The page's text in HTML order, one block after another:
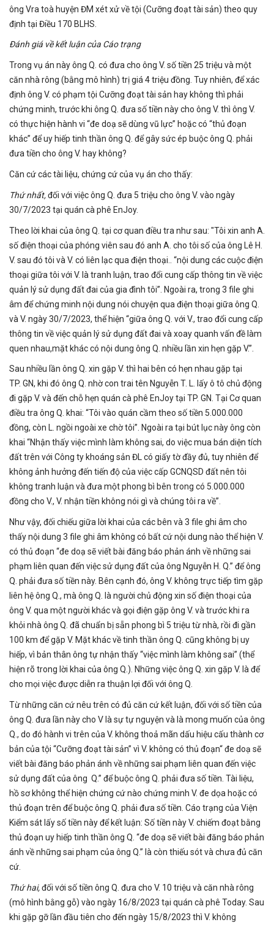
ông Vra toà huyện ĐM xét xử về tội (Cưỡng đoạt tài sản) theo quy
định tại Điều 170 BLHS.
Đánh giá về kết luận của Cáo trạng
Trong vụ án này ông Q. có đưa cho ông V. số tiền 25 triệu và một
căn nhà rông (bằng mô hình) trị giá 4 triệu đồng. Tuy nhiên, để xác
định ông V. có phạm tội Cưỡng đoạt tài sản hay không thì phải
chứng minh, trước khi ông Q. đưa số tiền này cho ông V. thì ông V.
có thực hiện hành vi “đe doạ sẽ dùng vũ lực” hoặc có “thủ đoạn
khác” để uy hiếp tinh thần ông Q. để gây sức ép buộc ông Q. phải
đưa tiền cho ông V. hay không?
Căn cứ các tài liệu, chứng cứ của vụ án cho thấy:
Thứ nhất,đối với việc ông Q. đưa 5 triệu cho ông V. vào ngày
30/7/2023 tại quán cà phê EnJoy.
Theo lời khai của ông Q. tại cơ quan điều tra như sau: "Tôi xin anh A.
số điện thoại của phóng viên sau đó anh A. cho tôi số của ông Lê H.
V. sau đó tôi và V. có liên lạc qua điện thoại.. “nội dung các cuộc điện
thoại giữa tôi với V. là tranh luận, trao đổi cung cấp thông tin về việc
quản lý sử dụng đất đai của gia đình tôi”. Ngoài ra, trong 3 file ghi
âm để chứng minh nội dung nói chuyện qua điện thoại giữa ông Q.
và V. ngày 30/7/2023, thể hiện “giữa ông Q. với V., trao đổi cung cấp
thông tin về việc quản lý sử dụng đất đai và xoay quanh vấn đề làm
quen nhau,mặt khác có nội dung ông Q. nhiều lần xin hẹn gặp V.”.
Sau nhiều lần ông Q. xin gặp V. thì hai bên có hẹn nhau gặp tại
TP. GN, khi đó ông Q. nhờ con trai tên Nguyễn T. L. lấy ô tô chủ động
đi gặp V. và đến chỗ hẹn quán cà phê EnJoy tại TP. GN. Tại Cơ quan
điều tra ông Q. khai: “Tôi vào quán cầm theo số tiền 5.000.000
đồng, còn L. ngồi ngoài xe chờ tôi”. Ngoài ra tại bút lục này ông còn
khai “Nhận thấy việc mình làm không sai, do việc mua bán diện tích
đất trên với Công ty khoáng sản ĐL có giấy tờ đầy đủ, tuy nhiên để
không ảnh hưởng đến tiến độ của việc cấp GCNQSD đất nên tôi
không tranh luận và đưa một phong bì bên trong có 5.000.000
đồng cho V., V. nhận tiền không nói gì và chúng tôi ra về”.
Như vậy, đối chiếu giữa lời khai của các bên và 3 file ghi âm cho
thấy nội dung 3 file ghi âm không có bất cứ nội dung nào thể hiện V.
có thủ đoạn “đe doạ sẽ viết bài đăng báo phản ánh về những sai
phạm liên quan đến việc sử dụng đất của ông Nguyễn H. Q.” để ông
Q. phải đưa số tiền này. Bên cạnh đó, ông V. không trực tiếp tìm gặp
liên hệ ông Q., mà ông Q. là người chủ động xin số điện thoại của
ông V. qua một người khác và gọi điện gặp ông V. và trước khi ra
khỏi nhà ông Q. đã chuẩn bị sẵn phong bì 5 triệu từ nhà, rồi đi gần
100 km để gặp V. Mặt khác về tinh thần ông Q. cũng không bị uy
hiếp, vì bản thân ông tự nhận thấy “việc mình làm không sai” (thể
hiện rõ trong lời khai của ông Q.). Những việc ông Q. xin gặp V. là để
cho mọi việc được diễn ra thuận lợi đối với ông Q.
Từ những căn cứ nêu trên có đủ căn cứ kết luận, đối với số tiền của
ông Q. đưa lần này cho V là sự tự nguyện và là mong muốn của ông
Q., do đó hành vi trên của V. không thoả mãn dấu hiệu cấu thành cơ
bản của tội “Cưỡng đoạt tài sản” vì V. không có thủ đoạn“ đe doạ sẽ
viết bài đăng báo phản ánh về những sai phạm liên quan đến việc
sử dụng đất của ông Q.” để buộc ông Q. phải đưa số tiền. Tài liệu,
hồ sơ không thể hiện chứng cứ nào chứng minh V. đe dọa hoặc có
thủ đoạn trên để buộc ông Q. phải đưa số tiền. Cáo trạng của Viện
Kiểm sát lấy số tiền này để kết luận: Số tiền này V. chiếm đoạt bằng
thủ đoạn uy hiếp tinh thần ông Q. “đe doạ sẽ viết bài đăng báo phản
ánh về những sai phạm của ông Q.” là còn thiếu sót và chưa đủ căn
cứ.
Thứ hai,đối với số tiền ông Q. đưa cho V. 10 triệu và căn nhà rông
(mô hình bằng gỗ) vào ngày 16/8/2023 tại quán cà phê Today. Sau
khi gặp gỡ lần đầu tiên cho đến ngày 15/8/2023 thì V. không